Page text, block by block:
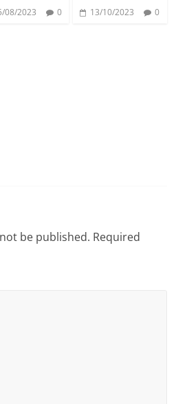
08/2023 0 13/10/2023 0
be published. Required